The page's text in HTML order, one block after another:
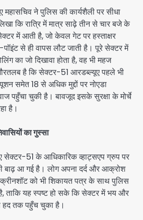
ने पुलिस की कार्यशैली पर सीधा
कि रात्रि में मात्र साढ़े तीन से चार बजे के
में आती है, जो केवल गेट पर हस्ताक्षर
से ही वापस लौट जाती है। पूरे सेक्टर में
का जो दिखावा होता है, वह भी महज
है कि सेक्टर-51 आरडब्ल्यूए पहले भी
समेत 18 से अधिक मुद्दों पर नोएडा
पहुँचा चुकी है। बावजूद इसके सुरक्षा के मोर्चे
है।
का गुस्सा
सेक्टर-51 के आधिकारिक व्हाट्सएप ग्रुप पर
बाढ़ आ गई है। लोग अपना दर्द और आक्रोश
को भी शिकायत पत्र के साथ पुलिस
ताकि यह स्पष्ट हो सके कि सेक्टर में भय और
हद तक पहुँच चुका है।